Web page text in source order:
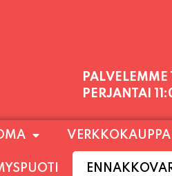
PERJANTAI
SUNNUNTAIHIN 16.8.
LOPPUUN ASTI
VERKKOKAUPPA